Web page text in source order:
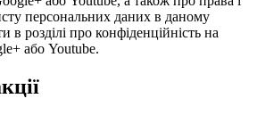
персональних даних в даному
в розділі про конфіденційність на
або Youtube.